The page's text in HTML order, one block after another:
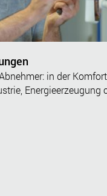
in der
Energieerzeugung